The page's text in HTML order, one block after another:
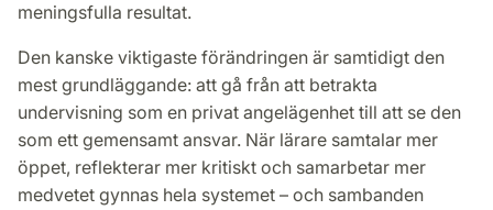
meningsfulla resultat.
Den kanske viktigaste förändringen är samtidigt den
mest grundläggande: att gå från att betrakta
undervisning som en privat angelägenhet till att se den
som ett gemensamt ansvar. När lärare samtalar mer
öppet, reflekterar mer kritiskt och samarbetar mer
medvetet gynnas hela systemet – och sambanden